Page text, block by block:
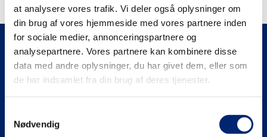
at analysere vores trafik. Vi deler også oplysninger om
din brug af vores hjemmeside med vores partnere inden
for sociale medier, annonceringspartnere og
analysepartnere. Vores partnere kan kombinere disse
data med andre oplysninger, du har givet dem, eller som
de har indsamlet fra din brug af deres tjenester.
Nødvendig
Mandag–Torsdag fra 07:30–15:30